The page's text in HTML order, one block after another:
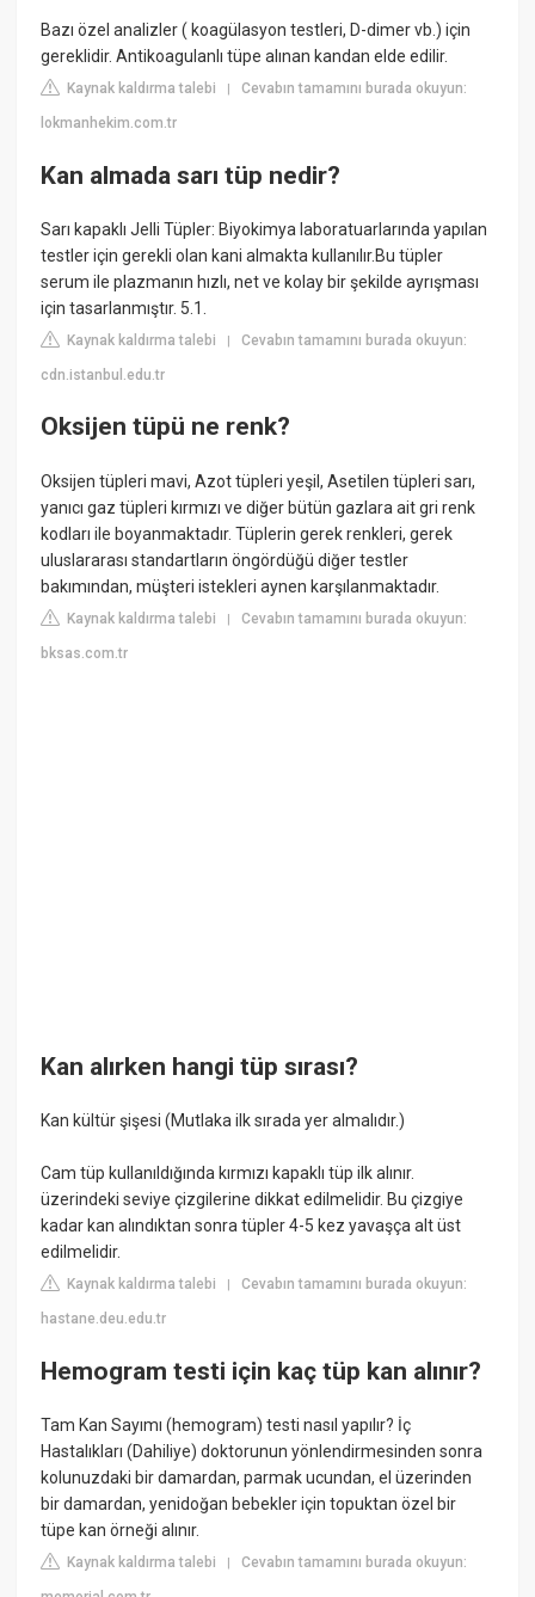
Bazı özel analizler ( koagülasyon testleri, D-dimer vb.) için
gereklidir. Antikoagulanlı tüpe alınan kandan elde edilir.
Kaynak kaldırma talebi |Cevabın tamamını burada okuyun:
lokmanhekim.com.tr
Kan almada sarı tüp nedir?
Sarı kapaklı Jelli Tüpler: Biyokimya laboratuarlarında yapılan
testler için gerekli olan kani almakta kullanılır.Bu tüpler
serum ile plazmanın hızlı, net ve kolay bir şekilde ayrışması
için tasarlanmıştır. 5.1.
Kaynak kaldırma talebi |Cevabın tamamını burada okuyun:
cdn.istanbul.edu.tr
Oksijen tüpü ne renk?
Oksijen tüpleri mavi, Azot tüpleri yeşil, Asetilen tüpleri sarı,
yanıcı gaz tüpleri kırmızı ve diğer bütün gazlara ait gri renk
kodları ile boyanmaktadır. Tüplerin gerek renkleri, gerek
uluslararası standartların öngördüğü diğer testler
bakımından, müşteri istekleri aynen karşılanmaktadır.
Kaynak kaldırma talebi |Cevabın tamamını burada okuyun:
bksas.com.tr
Kan alırken hangi tüp sırası?
Kan kültür şişesi (Mutlaka ilk sırada yer almalıdır.)
Cam tüp kullanıldığında kırmızı kapaklı tüp ilk alınır.
üzerindeki seviye çizgilerine dikkat edilmelidir. Bu çizgiye
kadar kan alındıktan sonra tüpler 4-5 kez yavaşça alt üst
edilmelidir.
Kaynak kaldırma talebi |Cevabın tamamını burada okuyun:
hastane.deu.edu.tr
Hemogram testi için kaç tüp kan alınır?
Tam Kan Sayımı (hemogram) testi nasıl yapılır? İç
Hastalıkları (Dahiliye) doktorunun yönlendirmesinden sonra
kolunuzdaki bir damardan, parmak ucundan, el üzerinden
bir damardan, yenidoğan bebekler için topuktan özel bir
tüpe kan örneği alınır.
Kaynak kaldırma talebi |Cevabın tamamını burada okuyun: